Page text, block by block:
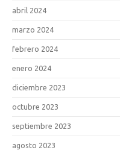
abril 2024
marzo 2024
febrero 2024
enero 2024
diciembre 2023
octubre 2023
septiembre 2023
agosto 2023